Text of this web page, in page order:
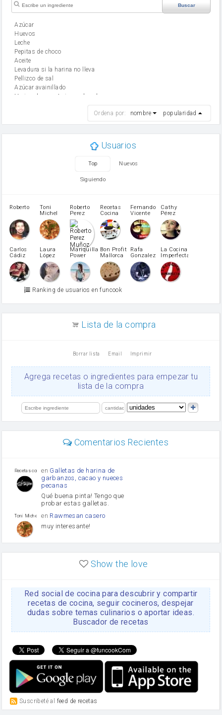
Buscar
Azúcar
huevos
leche
Pepitas de choco
aceite
Levadura si la harina no lleva
Pellizco de sal
Azúcar avainillado
Harina de reposteria con levadura
mantequilla
Opcional: Ron o Whisky
patatas
pimiento rojo
Pimentón
pimiento verde
miel
vino blanco
Azúcar glass
Azúcar moreno
Zumo de limón
arroz
Ajos
Levadura
limón
Ordena por: nombre popularidad
Usuarios
Top Nuevos
Siguiendo
Roberto
Toni
Michel
Caubet
Roberto
Perez
Muñoz
Recetas
Cocina
Fernando
Vicente
Cathy
Pérez
Carlos
Cádiz
Laura
López
Martínez
Mariquilla
Power
Bon Profit
Mallorca
Rafa
Gonzalez
La Cocina
Imperfecta
Ranking de usuarios en funcook
Lista de la compra
Borrar lista Email Imprimir
Agrega recetas o ingredientes para empezar tu
lista de la compra
Comentarios Recientes
Recetas con sazon
en Galletas de harina de
garbanzos, cacao y nueces
pecanas
Qué buena pinta! Tengo que
probar estas galletas.
Toni Michel Caubet
en Rawmesan casero
muy interesante!
enLasaña casera fácil y
HOJALDROSA TV
enGachas de la abuela
Rosa
https://youtu.be/Mz69gcVO3sI
Rosa enReceta Del Bizcocho
Disculpa. En la foto aparece
el bizcocho de xoco y en el
apartado de los ingredientes
te has olvidado de poner la
cantidad q se debería de
poner. Gracias. Rosa
Rosa en 6 Magdalenas caseras
con pepitas de choco
Show the love
Red social de cocina para descubrir y compartir
recetas de cocina, seguir cocineros, despejar
dudas sobre temas culinarios o aportar ideas.
Buscador de recetas
Suscribeté al feed de recetas